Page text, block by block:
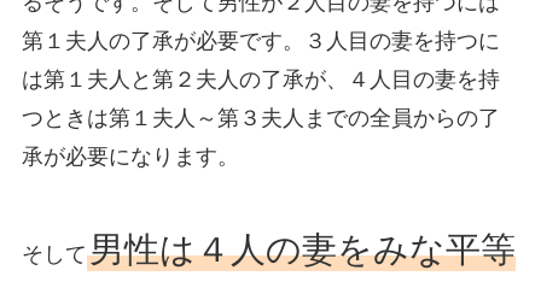
第１夫人の了承が必要です。３人目の妻を持つに
は第１夫人と第２夫人の了承が、４人目の妻を持
つときは第１夫人～第３夫人までの全員からの了
承が必要になります。
そして男性は４人の妻をみな平等